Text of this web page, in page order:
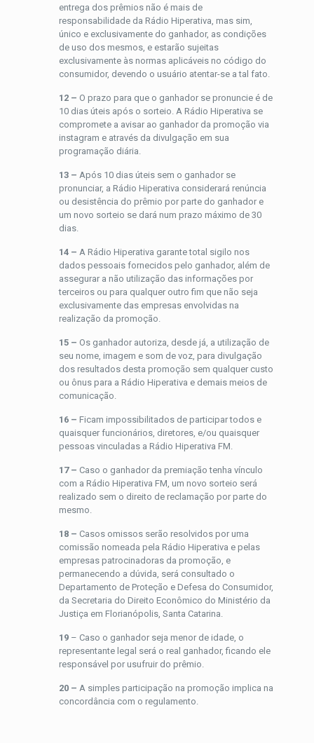
entrega dos prêmios não é mais de
responsabilidade da Rádio Hiperativa, mas sim,
único e exclusivamente do ganhador, as condições
de uso dos mesmos, e estarão sujeitas
exclusivamente às normas aplicáveis no código do
consumidor, devendo o usuário atentar-se a tal fato.
12 – O prazo para que o ganhador se pronuncie é de
10 dias úteis após o sorteio. A Rádio Hiperativa se
compromete a avisar ao ganhador da promoção via
instagram e através da divulgação em sua
programação diária.
13 – Após 10 dias úteis sem o ganhador se
pronunciar, a Rádio Hiperativa considerará renúncia
ou desistência do prêmio por parte do ganhador e
um novo sorteio se dará num prazo máximo de 30
dias.
14 – A Rádio Hiperativa garante total sigilo nos
dados pessoais fornecidos pelo ganhador, além de
assegurar a não utilização das informações por
terceiros ou para qualquer outro fim que não seja
exclusivamente das empresas envolvidas na
realização da promoção.
15 – Os ganhador autoriza, desde já, a utilização de
seu nome, imagem e som de voz, para divulgação
dos resultados desta promoção sem qualquer custo
ou ônus para a Rádio Hiperativa e demais meios de
comunicação.
16 – Ficam impossibilitados de participar todos e
quaisquer funcionários, diretores, e/ou quaisquer
pessoas vinculadas a Rádio Hiperativa FM.
17 – Caso o ganhador da premiação tenha vínculo
com a Rádio Hiperativa FM, um novo sorteio será
realizado sem o direito de reclamação por parte do
mesmo.
18 – Casos omissos serão resolvidos por uma
comissão nomeada pela Rádio Hiperativa e pelas
empresas patrocinadoras da promoção, e
permanecendo a dúvida, será consultado o
Departamento de Proteção e Defesa do Consumidor,
da Secretaria do Direito Econômico do Ministério da
Justiça em Florianópolis, Santa Catarina.
19 – Caso o ganhador seja menor de idade, o
representante legal será o real ganhador, ficando ele
responsável por usufruir do prêmio.
20 – A simples participação na promoção implica na
concordância com o regulamento.